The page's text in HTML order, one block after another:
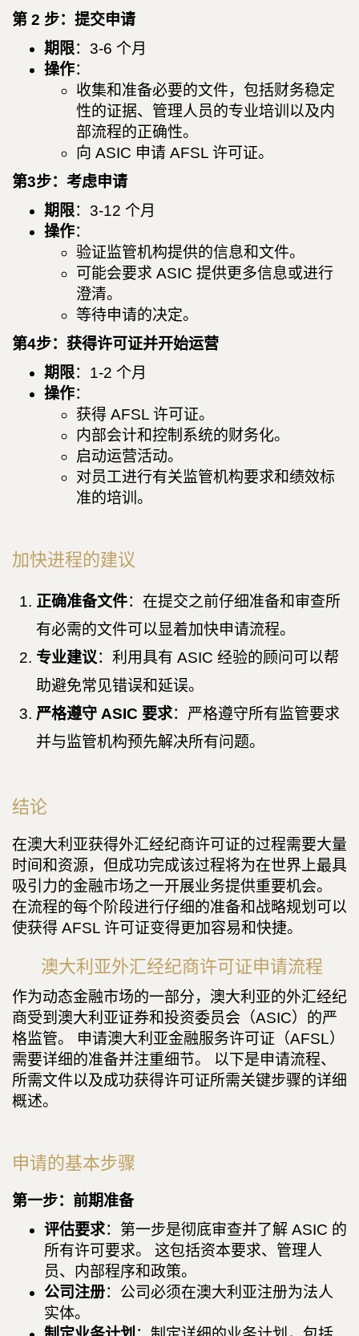
第 2 步：提交申请
期限：3-6 个月
操作：
收集和准备必要的文件，包括财务稳定
性的证据、管理人员的专业培训以及内
部流程的正确性。
向 ASIC 申请 AFSL 许可证。
第3步：考虑申请
期限：3-12 个月
操作：
验证监管机构提供的信息和文件。
可能会要求 ASIC 提供更多信息或进行
澄清。
等待申请的决定。
第4步：获得许可证并开始运营
期限：1-2 个月
操作：
获得 AFSL 许可证。
内部会计和控制系统的财务化。
启动运营活动。
对员工进行有关监管机构要求和绩效标
准的培训。
加快进程的建议
正确准备文件：在提交之前仔细准备和审查所
有必需的文件可以显着加快申请流程。
专业建议：利用具有 ASIC 经验的顾问可以帮
助避免常见错误和延误。
严格遵守 ASIC 要求：严格遵守所有监管要求
并与监管机构预先解决所有问题。
结论
在澳大利亚获得外汇经纪商许可证的过程需要大量
时间和资源，但成功完成该过程将为在世界上最具
吸引力的金融市场之一开展业务提供重要机会。
在流程的每个阶段进行仔细的准备和战略规划可以
使获得 AFSL 许可证变得更加容易和快捷。
澳大利亚外汇经纪商许可证申请流程
作为动态金融市场的一部分，澳大利亚的外汇经纪
商受到澳大利亚证券和投资委员会（ASIC）的严
格监管。 申请澳大利亚金融服务许可证（AFSL）
需要详细的准备并注重细节。 以下是申请流程、
所需文件以及成功获得许可证所需关键步骤的详细
概述。
申请的基本步骤
第一步：前期准备
评估要求：第一步是彻底审查并了解 ASIC 的
所有许可要求。 这包括资本要求、管理人
员、内部程序和政策。
公司注册：公司必须在澳大利亚注册为法人
实体。